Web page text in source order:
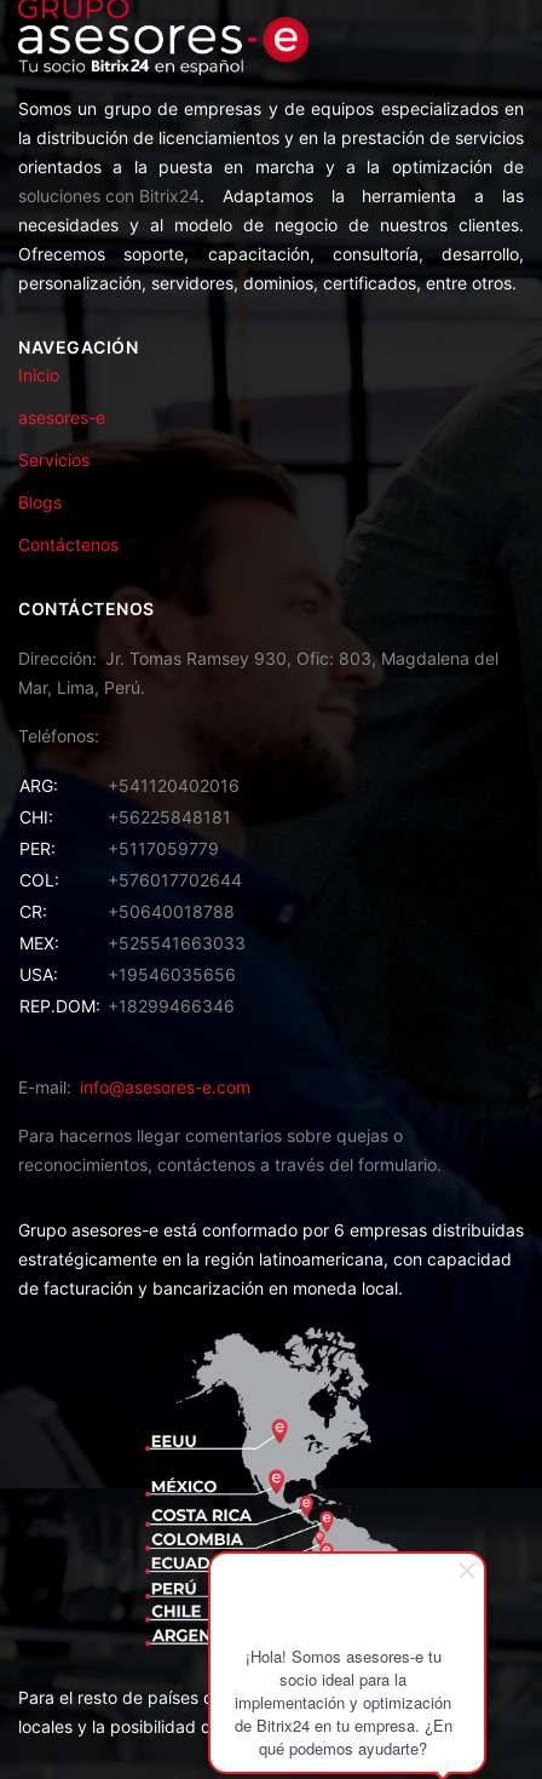
¡Hola! Somos asesores-e tu
socio ideal para la
implementación y optimización
de Bitrix24 en tu empresa. ¿En
qué podemos ayudarte?
Somos un grupo de empresas y de equipos especializados en
la distribución de licenciamientos y en la prestación de servicios
orientados a la puesta en marcha y a la optimización de
soluciones con Bitrix24. Adaptamos la herramienta a las
necesidades y al modelo de negocio de nuestros clientes.
Ofrecemos soporte, capacitación, consultoría, desarrollo,
personalización, servidores, dominios, certificados, entre otros.
NAVEGACIÓN
Inicio
asesores-e
Servicios
Blogs
Contáctenos
CONTÁCTENOS
Dirección
Jr. Tomas Ramsey 930, Ofic: 803, Magdalena del
Mar, Lima, Perú.
Teléfonos
ARG:
+541120402016
CHI:
+56225848181
PER:
+5117059779
COL:
+576017702644
CR:
+50640018788
MEX:
+525541663033
USA:
+19546035656
REP.DOM: +18299466346
E-mail info@asesores-e.com
Para hacernos llegar comentarios sobre quejas o
reconocimientos, contáctenos a través del formulario.
Grupo asesores-e está conformado por 6 empresas distribuidas
estratégicamente en la región latinoamericana, con capacidad
de facturación y bancarización en moneda local.
Para el resto de países de la región contamos con Partners
locales y la posibilidad de facturar desde USA en US$.